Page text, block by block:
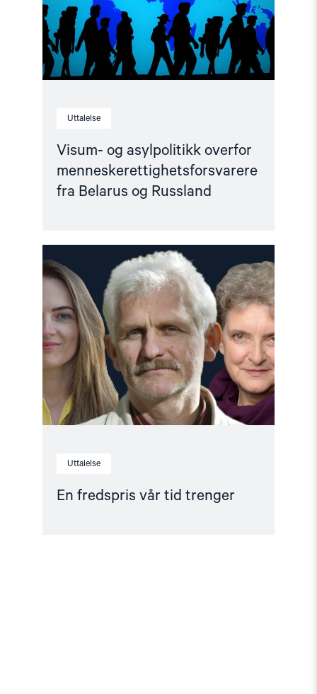
Uttalelse
Visum- og asylpolitikk overfor
menneskerettighetsforsvarere
fra Belarus og Russland
Belarus
og
Russland"
Uttalelse
En fredspris vår tid trenger
Read
article
"En
fredspris
trenger"